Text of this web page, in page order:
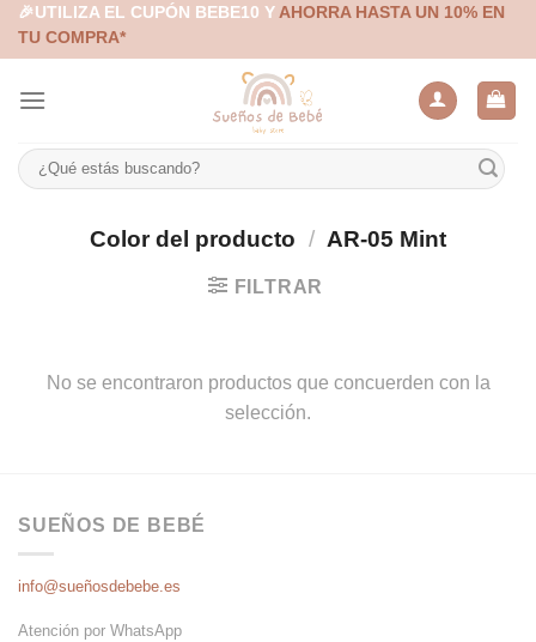
Skip🎉UTILIZA EL CUPÓN BEBE10 Y AHORRA HASTA UN 10% EN
TU COMPRA*
Buscar
por:
Color del producto / AR-05 Mint
FILTRAR
No se encontraron productos que concuerden con la
selección.
SUEÑOS DE BEBÉ
info@sueñosdebebe.es
Atención por WhatsApp